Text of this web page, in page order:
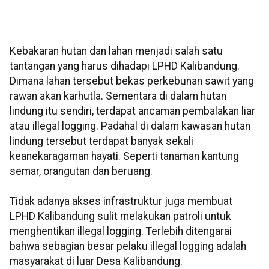
Kebakaran hutan dan lahan menjadi salah satu
tantangan yang harus dihadapi LPHD Kalibandung.
Dimana lahan tersebut bekas perkebunan sawit yang
rawan akan karhutla. Sementara di dalam hutan
lindung itu sendiri, terdapat ancaman pembalakan liar
atau illegal logging. Padahal di dalam kawasan hutan
lindung tersebut terdapat banyak sekali
keanekaragaman hayati. Seperti tanaman kantung
semar, orangutan dan beruang.
Tidak adanya akses infrastruktur juga membuat
LPHD Kalibandung sulit melakukan patroli untuk
menghentikan illegal logging. Terlebih ditengarai
bahwa sebagian besar pelaku illegal logging adalah
masyarakat di luar Desa Kalibandung.